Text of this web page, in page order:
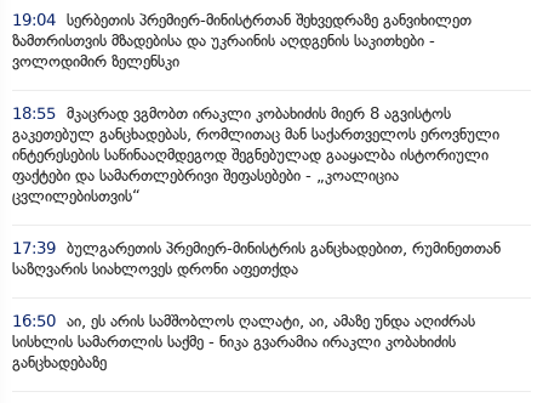
19:04 სერბეთის პრემიერ-მინისტრთან შეხვედრაზე განვიხილეთ
ზამთრისთვის მზადებისა და უკრაინის აღდგენის საკითხები -
ვოლოდიმირ ზელენსკი
18:55 მკაცრად ვგმობთ ირაკლი კობახიძის მიერ 8 აგვისტოს
გაკეთებულ განცხადებას, რომლითაც მან საქართველოს ეროვნული
ინტერესების საწინააღმდეგოდ შეგნებულად გააყალბა ისტორიული
ფაქტები და სამართლებრივი შეფასებები - „კოალიცია
ცვლილებისთვის“
17:39 ბულგარეთის პრემიერ-მინისტრის განცხადებით, რუმინეთთან
საზღვარის სიახლოვეს დრონი აფეთქდა
16:50 აი, ეს არის სამშობლოს ღალატი, აი, ამაზე უნდა აღიძრას
სისხლის სამართლის საქმე - ნიკა გვარამია ირაკლი კობახიძის
განცხადებაზე